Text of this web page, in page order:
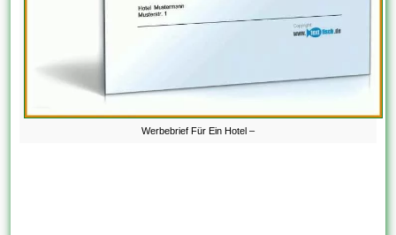
Werbebrief Für Ein Hotel –